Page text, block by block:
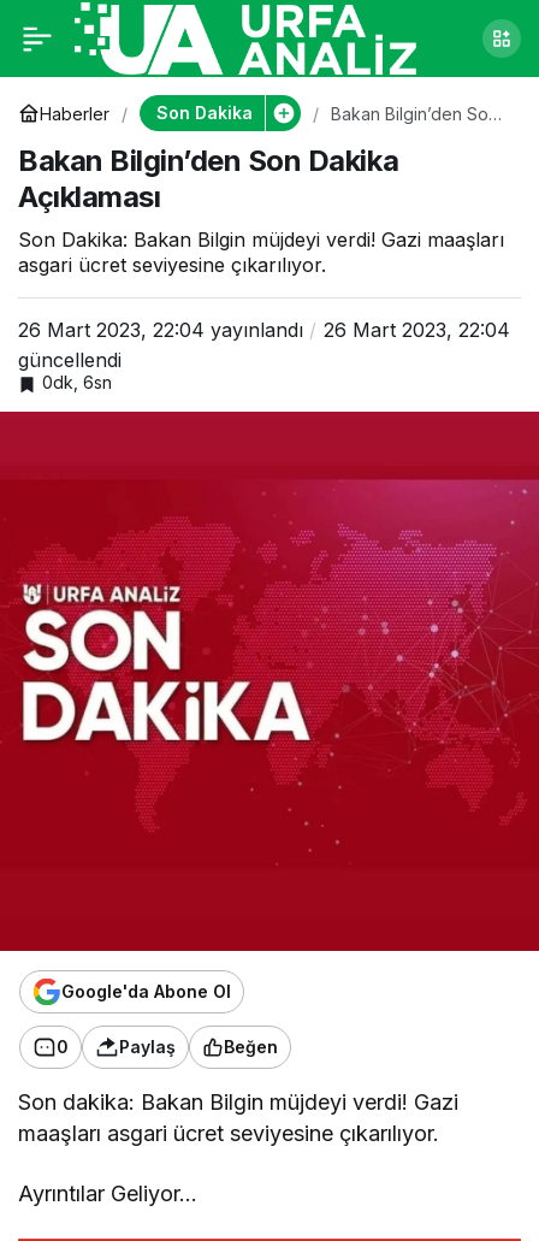
Haberler Son Dakika
Bakan Bilgin’den Son
Bakan Bilgin’den Son Dakika
Açıklaması
Son Dakika: Bakan Bilgin müjdeyi verdi! Gazi maaşları
asgari ücret seviyesine çıkarılıyor.
26 Mart 2023, 22:04 yayınlandı
26 Mart 2023, 22:04
güncellendi
0dk, 6sn
Google'da Abone Ol
0 Paylaş Beğen
Son dakika: Bakan Bilgin müjdeyi verdi! Gazi
maaşları asgari ücret seviyesine çıkarılıyor.
Ayrıntılar Geliyor…
Bakan Bilgin’den Son
Dakika Açıklaması
0